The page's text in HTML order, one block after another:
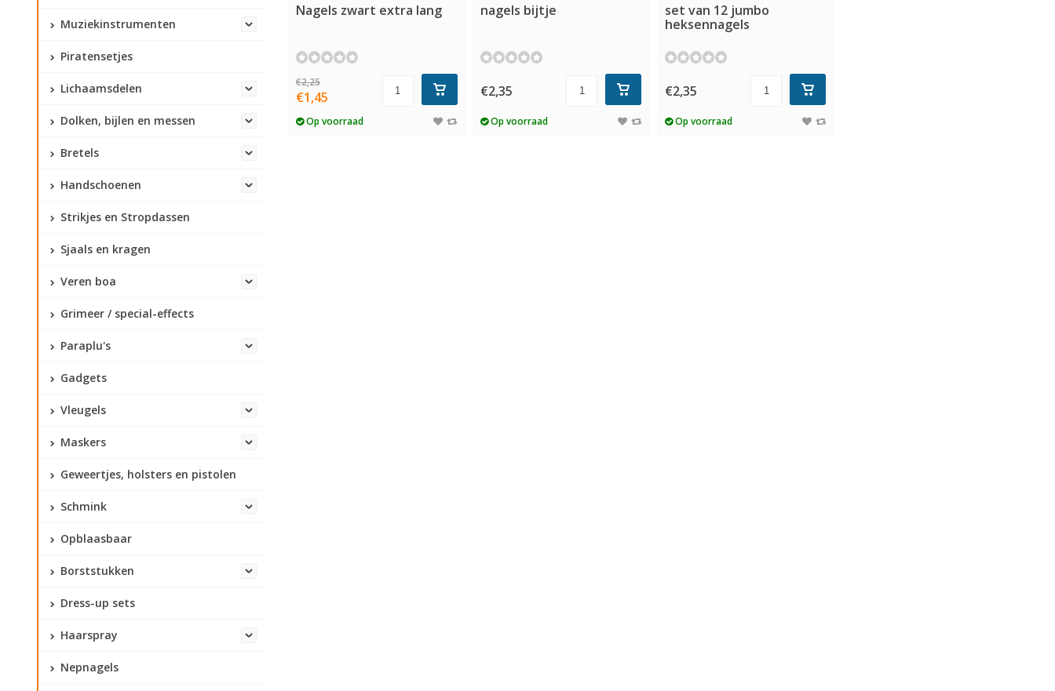
Muziekinstrumenten
Piratensetjes
Lichaamsdelen
Dolken, bijlen en messen
Bretels
Handschoenen
Strikjes en Stropdassen
Sjaals en kragen
Veren boa
Grimeer / special-effects
Paraplu's
Gadgets
Vleugels
Maskers
Geweertjes, holsters en pistolen
Schmink
Opblaasbaar
Borststukken
Dress-up sets
Haarspray
Nepnagels
Nagels zwart extra lang
€2,25
€1,45
Op voorraad
nagels bijtje
€2,35
Op voorraad
set van 12 jumbo
heksennagels
€2,35
Op voorraad